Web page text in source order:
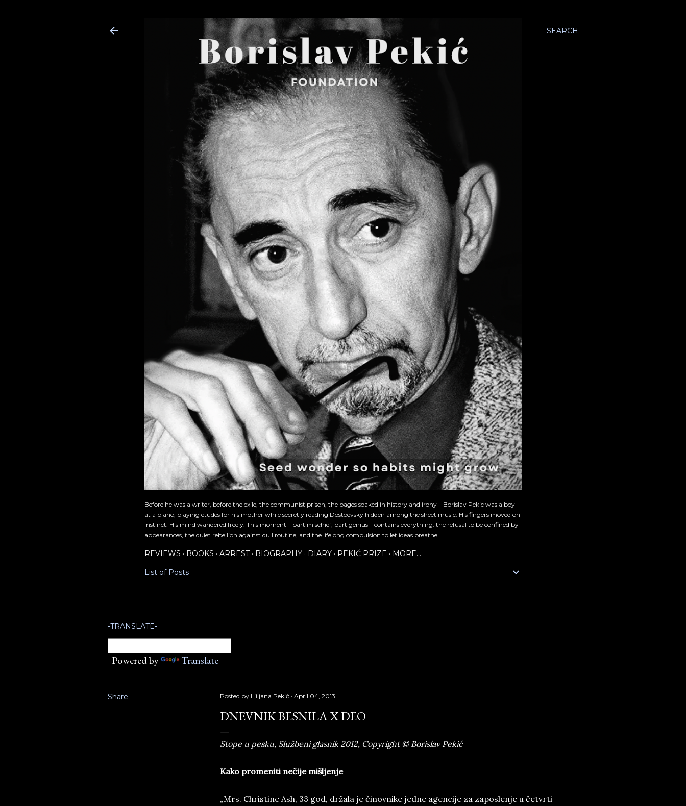
SEARCH
Before he was a writer, before the exile, the communist prison, the pages soaked in history and irony—Borislav Pekic was a boy
at a piano, playing etudes for his mother while secretly reading Dostoevsky hidden among the sheet music. His fingers moved on
instinct. His mind wandered freely. This moment—part mischief, part genius—contains everything: the refusal to be confined by
appearances, the quiet rebellion against dull routine, and the lifelong compulsion to let ideas breathe.
REVIEWS BOOKS ARREST BIOGRAPHY DIARY PEKIĆ PRIZE MORE…
List of Posts
-TRANSLATE-
Powered by Translate
Share Posted by Ljiljana Pekić April 04, 2013
DNEVNIK BESNILA X DEO
Stope u pesku, Službeni glasnik 2012, Copyright © Borislav Pekić
Kako promeniti nečije mišljenje
„Mrs. Christine Ash, 33 god, držala je činovnike jedne agencije za zaposlenje u četvrti